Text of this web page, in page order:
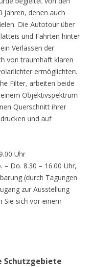
denen auch
Die Autotour über
und Fahrten hinter
Verlassen der
von traumhaft klaren
ermöglichten.
Filter, arbeiten beide
Objektivspektrum
Querschnitt ihrer
und auf
Uhr
– Do. 8.30 – 16.00 Uhr,
(durch Tagungen
zur Ausstellung
sich vor einem
Schutzgebiete